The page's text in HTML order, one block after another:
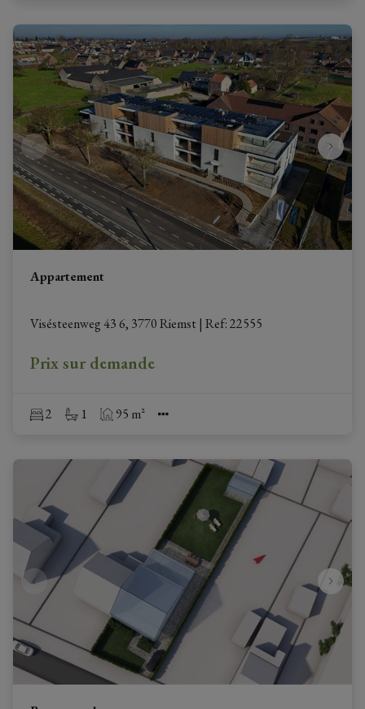
Appartement
Visésteenweg 43 6, 3770 Riemst | Ref: 22555
Prix sur demande
2 1 95 m²